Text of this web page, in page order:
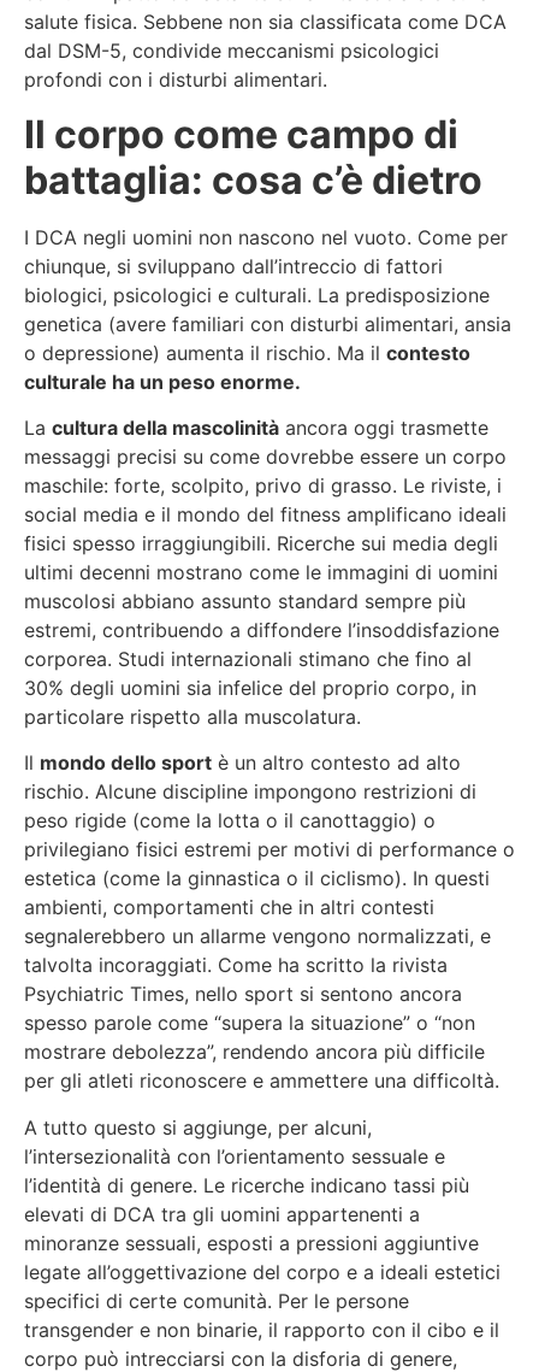
salute fisica. Sebbene non sia classificata come DCA
dal DSM-5, condivide meccanismi psicologici
profondi con i disturbi alimentari.
Il corpo come campo di
battaglia: cosa c’è dietro
I DCA negli uomini non nascono nel vuoto. Come per
chiunque, si sviluppano dall’intreccio di fattori
biologici, psicologici e culturali. La predisposizione
genetica (avere familiari con disturbi alimentari, ansia
o depressione) aumenta il rischio. Ma il contesto
culturale ha un peso enorme.
La cultura della mascolinità ancora oggi trasmette
messaggi precisi su come dovrebbe essere un corpo
maschile: forte, scolpito, privo di grasso. Le riviste, i
social media e il mondo del fitness amplificano ideali
fisici spesso irraggiungibili. Ricerche sui media degli
ultimi decenni mostrano come le immagini di uomini
muscolosi abbiano assunto standard sempre più
estremi, contribuendo a diffondere l’insoddisfazione
corporea. Studi internazionali stimano che fino al
30% degli uomini sia infelice del proprio corpo, in
particolare rispetto alla muscolatura.
Il mondo dello sport è un altro contesto ad alto
rischio. Alcune discipline impongono restrizioni di
peso rigide (come la lotta o il canottaggio) o
privilegiano fisici estremi per motivi di performance o
estetica (come la ginnastica o il ciclismo). In questi
ambienti, comportamenti che in altri contesti
segnalerebbero un allarme vengono normalizzati, e
talvolta incoraggiati. Come ha scritto la rivista
Psychiatric Times, nello sport si sentono ancora
spesso parole come “supera la situazione” o “non
mostrare debolezza”, rendendo ancora più difficile
per gli atleti riconoscere e ammettere una difficoltà.
A tutto questo si aggiunge, per alcuni,
l’intersezionalità con l’orientamento sessuale e
l’identità di genere. Le ricerche indicano tassi più
elevati di DCA tra gli uomini appartenenti a
minoranze sessuali, esposti a pressioni aggiuntive
legate all’oggettivazione del corpo e a ideali estetici
specifici di certe comunità. Per le persone
transgender e non binarie, il rapporto con il cibo e il
corpo può intrecciarsi con la disforia di genere,